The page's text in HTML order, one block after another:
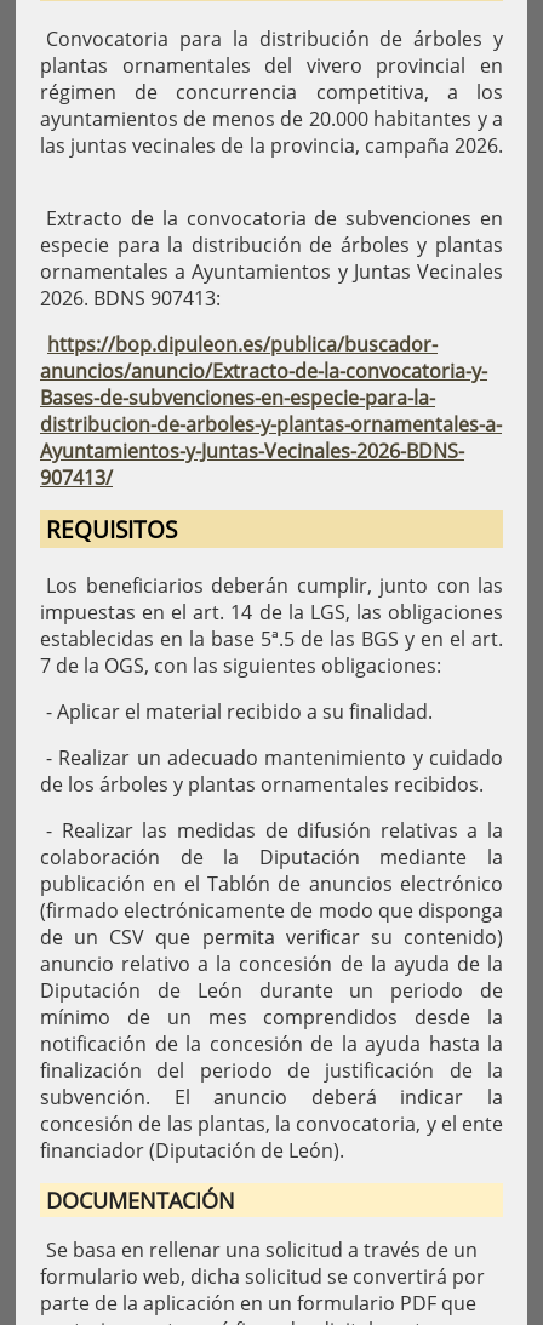
Convocatoria para la distribución de árboles y
plantas ornamentales del vivero provincial en
régimen de concurrencia competitiva, a los
ayuntamientos de menos de 20.000 habitantes y a
las juntas vecinales de la provincia, campaña 2026.
Extracto de la convocatoria de subvenciones en
especie para la distribución de árboles y plantas
ornamentales a Ayuntamientos y Juntas Vecinales
2026. BDNS 907413:
https://bop.dipuleon.es/publica/buscador-
anuncios/anuncio/Extracto-de-la-convocatoria-y-
Bases-de-subvenciones-en-especie-para-la-
distribucion-de-arboles-y-plantas-ornamentales-a-
Ayuntamientos-y-Juntas-Vecinales-2026-BDNS-
907413/
REQUISITOS
Los beneficiarios deberán cumplir, junto con las
impuestas en el art. 14 de la LGS, las obligaciones
establecidas en la base 5ª.5 de las BGS y en el art.
7 de la OGS, con las siguientes obligaciones:
- Aplicar el material recibido a su finalidad.
- Realizar un adecuado mantenimiento y cuidado
de los árboles y plantas ornamentales recibidos.
- Realizar las medidas de difusión relativas a la
colaboración de la Diputación mediante la
publicación en el Tablón de anuncios electrónico
(firmado electrónicamente de modo que disponga
de un CSV que permita verificar su contenido)
anuncio relativo a la concesión de la ayuda de la
Diputación de León durante un periodo de
mínimo de un mes comprendidos desde la
notificación de la concesión de la ayuda hasta la
finalización del periodo de justificación de la
subvención. El anuncio deberá indicar la
concesión de las plantas, la convocatoria, y el ente
financiador (Diputación de León).
DOCUMENTACIÓN
Se basa en rellenar una solicitud a través de un
formulario web, dicha solicitud se convertirá por
parte de la aplicación en un formulario PDF que